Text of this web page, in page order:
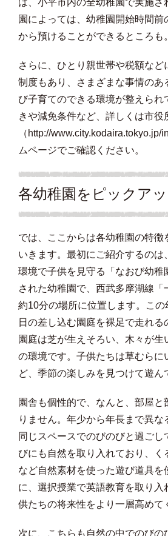
園によっては、幼稚園開始時間前
から預けることができるところも。
さらに、ひとり親世帯や税額など
制度もあり、さまざまな事情のあ
び子育てのできる環境が整えられ
きや減免条件など、詳しくは市役
（ http://www.city.kodaira.tokyo.jp/
ムページでご確認ください。
各幼稚園をピックアッ
では、ここからは各幼稚園の特徴
いきます。最初にご紹介するのは
環境で子供を見守る「なおび幼稚
された幼稚園で、西武多摩湖線「
約10分の場所に位置します。こ
日の差し込む園庭を裸足で走れる
園庭は芝が生えそろい、木々が生
の環境です。子供たちは草むらに
ど、季節の楽しみを見つけて遊ん
園舎も個性的で、なんと、部屋と
りません。年少から年長まで異
同じスペースでのびのびと過ごし
びにも自然を取り入れており、く
など自然素材を使った遊び道具を
に、選択授業で英語教育を取り入
供たちの将来性をより一層高めて
次に、こちらも自然の中でのびの